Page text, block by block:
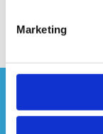
Marketing